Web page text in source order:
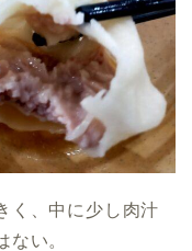
く、中に少し肉汁
ない。